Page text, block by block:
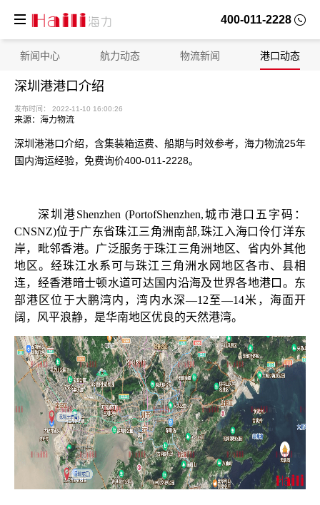
400-011-2228
新闻中心 航力动态 物流新闻 港口动态
深圳港港口介绍
发布时间： 2022-11-10 16:00:26
来源：海力物流
深圳港港口介绍，含集装箱运费、船期与时效参考，海力物流25年
国内海运经验，免费询价400-011-2228。
深圳港Shenzhen (PortofShenzhen,城市港口五字码：
CNSNZ)位于广东省珠江三角洲南部,珠江入海口伶仃洋东
岸，毗邻香港。广泛服务于珠江三角洲地区、省内外其他
地区。经珠江水系可与珠江三角洲水网地区各市、县相
连，经香港暗士顿水道可达国内沿海及世界各地港口。东
部港区位于大鹏湾内，湾内水深—12至—14米，海面开
阔，风平浪静，是华南地区优良的天然港湾。